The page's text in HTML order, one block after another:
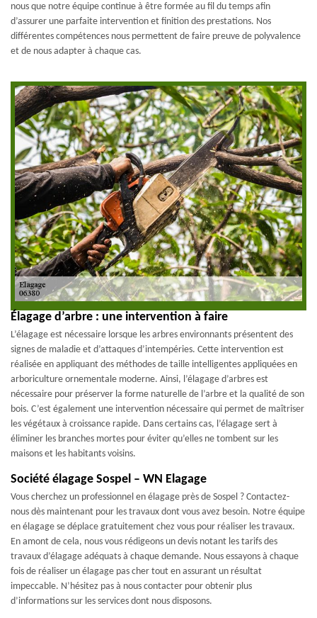
nous que notre équipe continue à être formée au fil du temps afin
d’assurer une parfaite intervention et finition des prestations. Nos
différentes compétences nous permettent de faire preuve de polyvalence
et de nous adapter à chaque cas.
Élagage d’arbre : une intervention à faire
L’élagage est nécessaire lorsque les arbres environnants présentent des
signes de maladie et d’attaques d’intempéries. Cette intervention est
réalisée en appliquant des méthodes de taille intelligentes appliquées en
arboriculture ornementale moderne. Ainsi, l’élagage d’arbres est
nécessaire pour préserver la forme naturelle de l’arbre et la qualité de son
bois. C’est également une intervention nécessaire qui permet de maîtriser
les végétaux à croissance rapide. Dans certains cas, l’élagage sert à
éliminer les branches mortes pour éviter qu’elles ne tombent sur les
maisons et les habitants voisins.
Société élagage Sospel – WN Elagage
Vous cherchez un professionnel en élagage près de Sospel ? Contactez-
nous dès maintenant pour les travaux dont vous avez besoin. Notre équipe
en élagage se déplace gratuitement chez vous pour réaliser les travaux.
En amont de cela, nous vous rédigeons un devis notant les tarifs des
travaux d’élagage adéquats à chaque demande. Nous essayons à chaque
fois de réaliser un élagage pas cher tout en assurant un résultat
impeccable. N’hésitez pas à nous contacter pour obtenir plus
d’informations sur les services dont nous disposons.